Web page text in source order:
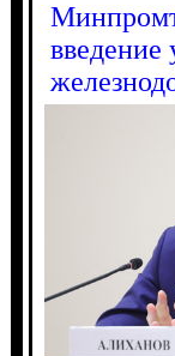
введение